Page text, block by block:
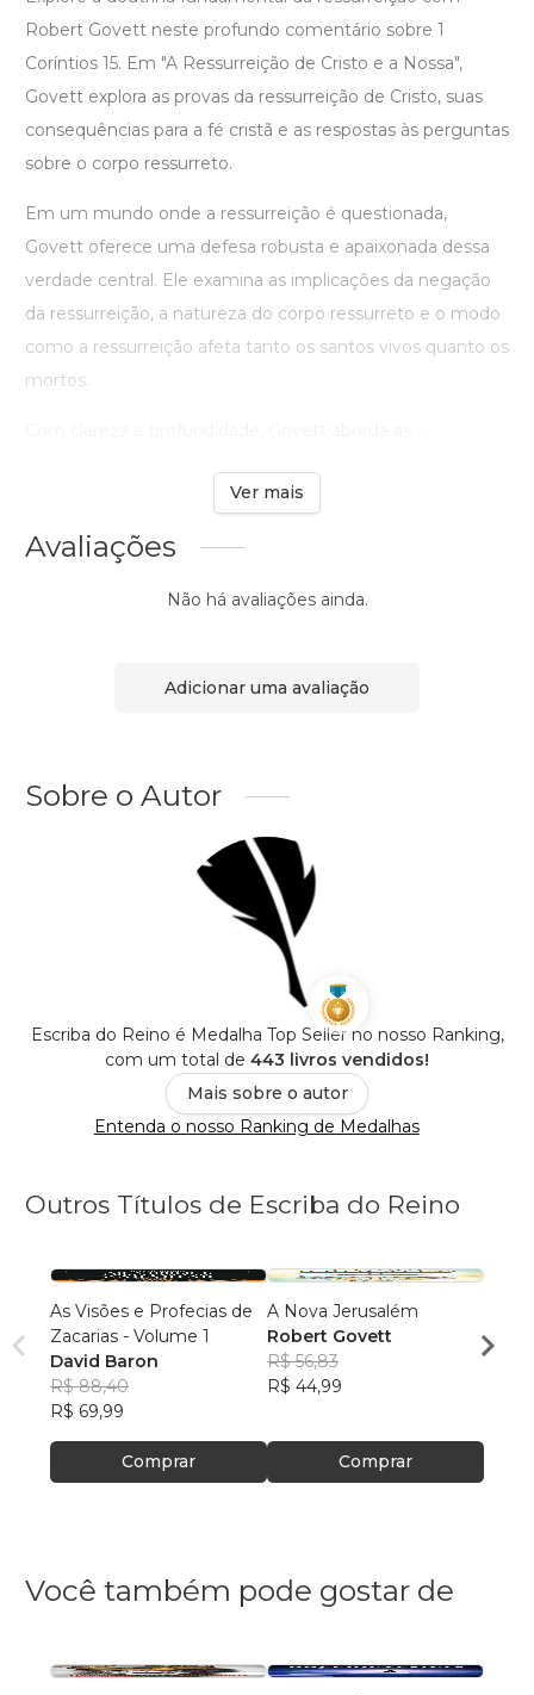
Robert Govett neste profundo comentário sobre 1
Coríntios 15. Em "A Ressurreição de Cristo e a Nossa",
Govett explora as provas da ressurreição de Cristo, suas
consequências para a fé cristã e as respostas às perguntas
sobre o corpo ressurreto.
Em um mundo onde a ressurreição é questionada,
Govett oferece uma defesa robusta e apaixonada dessa
verdade central. Ele examina as implicações da negação
da ressurreição, a natureza do corpo ressurreto e o modo
como a ressurreição afeta tanto os santos vivos quanto os
mortos.
Ver mais
Avaliações
Não há avaliações ainda.
Adicionar uma avaliação
Sobre o Autor
Escriba do Reino é Medalha Top Seller no nosso Ranking,
com um total de 443 livros vendidos!
Mais sobre o autor
Entenda o nosso Ranking de Medalhas
Outros Títulos de Escriba do Reino
As Visões e Profecias de
Zacarias - Volume 1
David Baron
R$ 88,40
R$ 69,99
Comprar
A Nova Jerusalém
Robert Govett
R$ 56,83
R$ 44,99
Comprar
Cristo
A. T.
Você também pode gostar de